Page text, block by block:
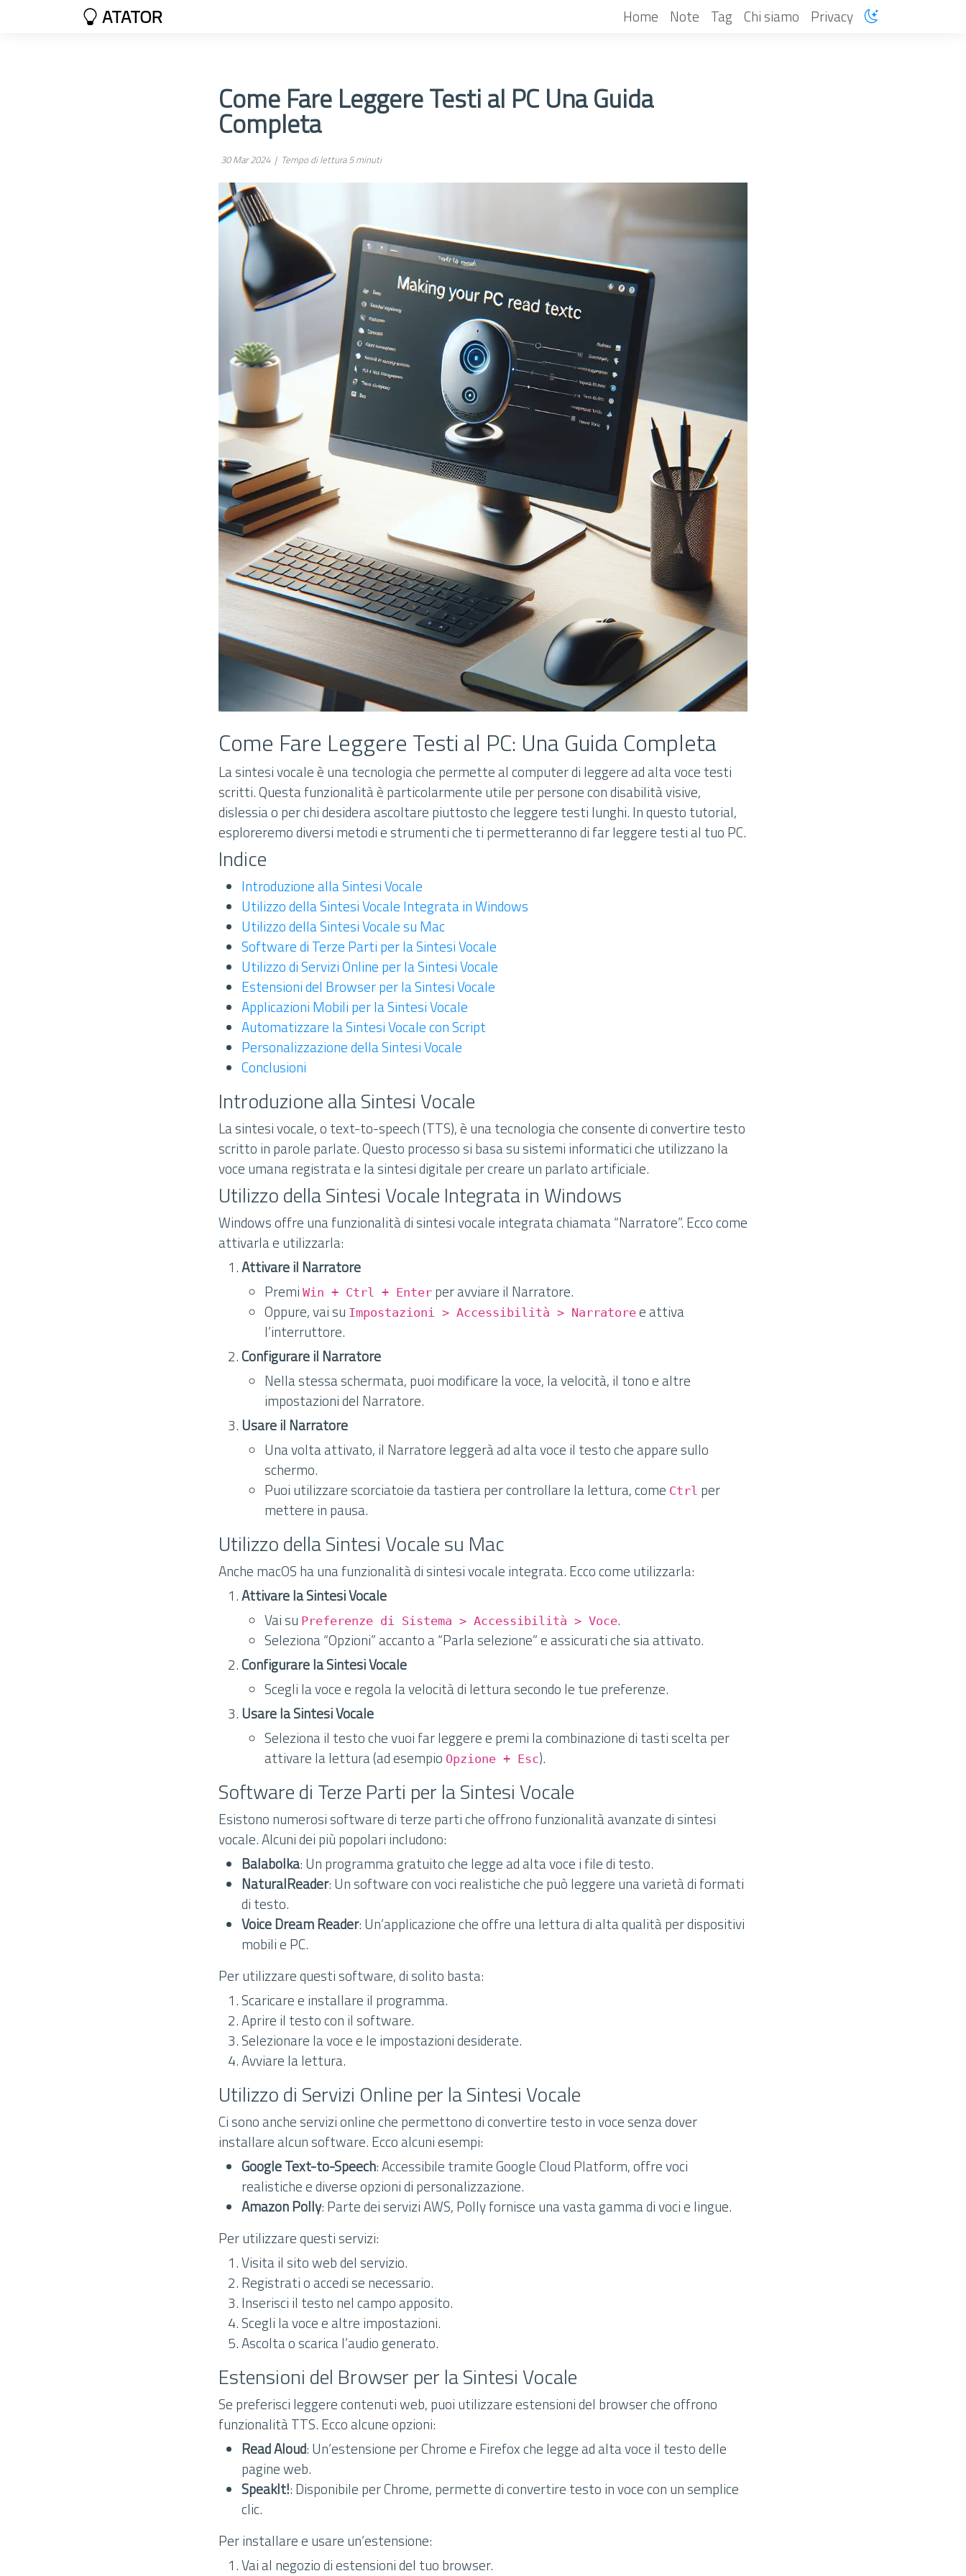
ATATOR Home Note Tag Chi siamo Privacy
Come Fare Leggere Testi al PC Una Guida
Completa
30 Mar 2024 | Tempo di lettura 5 minuti
Come Fare Leggere Testi al PC: Una Guida Completa
La sintesi vocale è una tecnologia che permette al computer di leggere ad alta voce testi
scritti. Questa funzionalità è particolarmente utile per persone con disabilità visive,
dislessia o per chi desidera ascoltare piuttosto che leggere testi lunghi. In questo tutorial,
esploreremo diversi metodi e strumenti che ti permetteranno di far leggere testi al tuo PC.
Indice
Introduzione alla Sintesi Vocale
Utilizzo della Sintesi Vocale Integrata in Windows
Utilizzo della Sintesi Vocale su Mac
Software di Terze Parti per la Sintesi Vocale
Utilizzo di Servizi Online per la Sintesi Vocale
Estensioni del Browser per la Sintesi Vocale
Applicazioni Mobili per la Sintesi Vocale
Automatizzare la Sintesi Vocale con Script
Personalizzazione della Sintesi Vocale
Conclusioni
Introduzione alla Sintesi Vocale
La sintesi vocale, o text-to-speech (TTS), è una tecnologia che consente di convertire testo
scritto in parole parlate. Questo processo si basa su sistemi informatici che utilizzano la
voce umana registrata e la sintesi digitale per creare un parlato artificiale.
Utilizzo della Sintesi Vocale Integrata in Windows
Windows offre una funzionalità di sintesi vocale integrata chiamata “Narratore”. Ecco come
attivarla e utilizzarla:
Attivare il Narratore
Premi Win + Ctrl + Enter per avviare il Narratore.
Oppure, vai su Impostazioni > Accessibilità > Narratore e attiva
l’interruttore.
Configurare il Narratore
Nella stessa schermata, puoi modificare la voce, la velocità, il tono e altre
impostazioni del Narratore.
Usare il Narratore
Una volta attivato, il Narratore leggerà ad alta voce il testo che appare sullo
schermo.
Puoi utilizzare scorciatoie da tastiera per controllare la lettura, come Ctrl per
mettere in pausa.
Utilizzo della Sintesi Vocale su Mac
Anche macOS ha una funzionalità di sintesi vocale integrata. Ecco come utilizzarla:
Attivare la Sintesi Vocale
Vai su Preferenze di Sistema > Accessibilità > Voce.
Seleziona “Opzioni” accanto a “Parla selezione” e assicurati che sia attivato.
Configurare la Sintesi Vocale
Scegli la voce e regola la velocità di lettura secondo le tue preferenze.
Usare la Sintesi Vocale
Seleziona il testo che vuoi far leggere e premi la combinazione di tasti scelta per
attivare la lettura (ad esempio Opzione + Esc).
Software di Terze Parti per la Sintesi Vocale
Esistono numerosi software di terze parti che offrono funzionalità avanzate di sintesi
vocale. Alcuni dei più popolari includono:
Balabolka: Un programma gratuito che legge ad alta voce i file di testo.
NaturalReader: Un software con voci realistiche che può leggere una varietà di formati
di testo.
Voice Dream Reader: Un’applicazione che offre una lettura di alta qualità per dispositivi
mobili e PC.
Per utilizzare questi software, di solito basta:
Scaricare e installare il programma.
Aprire il testo con il software.
Selezionare la voce e le impostazioni desiderate.
Avviare la lettura.
Utilizzo di Servizi Online per la Sintesi Vocale
Ci sono anche servizi online che permettono di convertire testo in voce senza dover
installare alcun software. Ecco alcuni esempi:
Google Text-to-Speech: Accessibile tramite Google Cloud Platform, offre voci
realistiche e diverse opzioni di personalizzazione.
Amazon Polly: Parte dei servizi AWS, Polly fornisce una vasta gamma di voci e lingue.
Per utilizzare questi servizi:
Visita il sito web del servizio.
Registrati o accedi se necessario.
Inserisci il testo nel campo apposito.
Scegli la voce e altre impostazioni.
Ascolta o scarica l’audio generato.
Estensioni del Browser per la Sintesi Vocale
Se preferisci leggere contenuti web, puoi utilizzare estensioni del browser che offrono
funzionalità TTS. Ecco alcune opzioni:
Read Aloud: Un’estensione per Chrome e Firefox che legge ad alta voce il testo delle
pagine web.
SpeakIt!: Disponibile per Chrome, permette di convertire testo in voce con un semplice
clic.
Per installare e usare un’estensione:
Vai al negozio di estensioni del tuo browser.